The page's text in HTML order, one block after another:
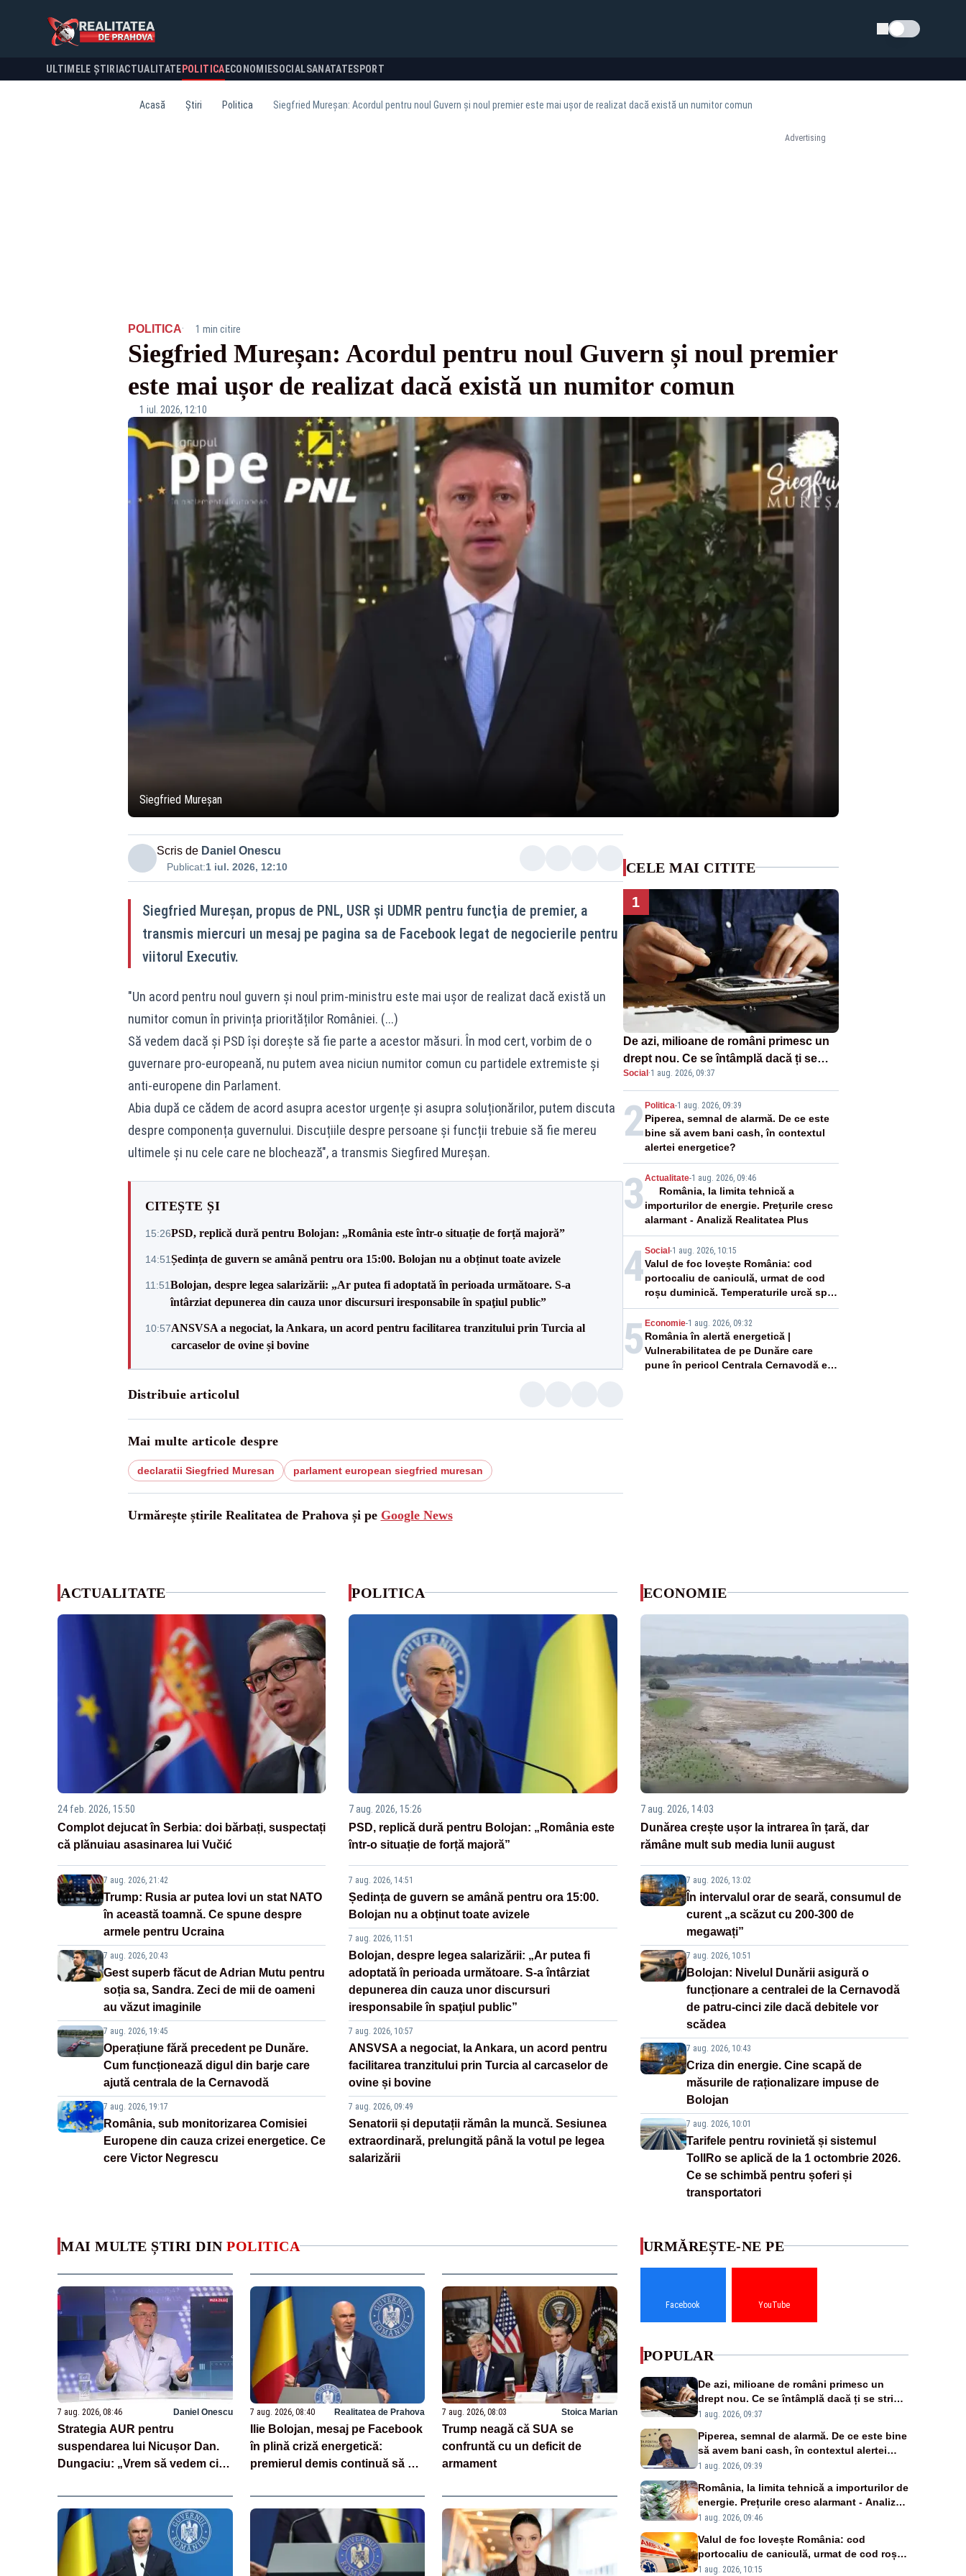
Schimba tema
ULTIMELE ȘTIRI ACTUALITATE POLITICA ECONOMIESOCIALSANATATESPORT
Acasă Știri Politica Siegfried Mureșan: Acordul pentru noul Guvern și noul premier este mai ușor de realizat dacă există un numitor comun
Advertising
POLITICA· 1 min citire
Siegfried Mureșan: Acordul pentru noul Guvern și noul premier
este mai ușor de realizat dacă există un numitor comun
1 iul. 2026, 12:10
Siegfried Mureșan
Scris de Daniel Onescu
Publicat:1 iul. 2026, 12:10
Siegfried Mureşan, propus de PNL, USR şi UDMR pentru funcţia de premier, a
transmis miercuri un mesaj pe pagina sa de Facebook legat de negocierile pentru
viitorul Executiv.
"Un acord pentru noul guvern și noul prim-ministru este mai ușor de realizat dacă există un
numitor comun în privința priorităților României. (...)
Să vedem dacă și PSD își dorește să fie parte a acestor măsuri. În mod cert, vorbim de o
guvernare pro-europeană, nu putem avea niciun numitor comun cu partidele extremiste și
anti-europene din Parlament.
Abia după ce cădem de acord asupra acestor urgențe și asupra soluționărilor, putem discuta
despre componența guvernului. Discuțiile despre persoane și funcții trebuie să fie mereu
ultimele și nu cele care ne blochează", a transmis Siegfired Mureșan.
CITEȘTE ȘI
15:26PSD, replică dură pentru Bolojan: „România este într-o situație de forță majoră”
14:51Ședința de guvern se amână pentru ora 15:00. Bolojan nu a obținut toate avizele
11:51Bolojan, despre legea salarizării: „Ar putea fi adoptată în perioada următoare. S-a
întârziat depunerea din cauza unor discursuri iresponsabile în spaţiul public”
10:57ANSVSA a negociat, la Ankara, un acord pentru facilitarea tranzitului prin Turcia al
carcaselor de ovine și bovine
Distribuie articolul
Mai multe articole despre
declaratii Siegfried Muresan parlament european siegfried muresan
Urmărește știrile Realitatea de Prahova și pe Google News
CELE MAI CITITE
1
De azi, milioane de români primesc un
drept nou. Ce se întâmplă dacă ți se
strică un produs
Social·1 aug. 2026, 09:37
2Politica-1 aug. 2026, 09:39
Piperea, semnal de alarmă. De ce este
bine să avem bani cash, în contextul
alertei energetice?
3 Actualitate-1 aug. 2026, 09:46
România, la limita tehnică a
importurilor de energie. Prețurile cresc
alarmant - Analiză Realitatea Plus
4Social-1 aug. 2026, 10:15
Valul de foc lovește România: cod
portocaliu de caniculă, urmat de cod
roșu duminică. Temperaturile urcă spre
40°C
5 Economie-1 aug. 2026, 09:32
România în alertă energetică |
Vulnerabilitatea de pe Dunăre care
pune în pericol Centrala Cernavodă era
ACTUALITATE
24 feb. 2026, 15:50
Complot dejucat în Serbia: doi bărbați, suspectați
că plănuiau asasinarea lui Vučić
7 aug. 2026, 21:42
Trump: Rusia ar putea lovi un stat NATO
în această toamnă. Ce spune despre
armele pentru Ucraina
7 aug. 2026, 20:43
Gest superb făcut de Adrian Mutu pentru
soția sa, Sandra. Zeci de mii de oameni
au văzut imaginile
7 aug. 2026, 19:45
Operațiune fără precedent pe Dunăre.
Cum funcționează digul din barje care
ajută centrala de la Cernavodă
7 aug. 2026, 19:17
România, sub monitorizarea Comisiei
Europene din cauza crizei energetice. Ce
cere Victor Negrescu
POLITICA
7 aug. 2026, 15:26
PSD, replică dură pentru Bolojan: „România este
într-o situație de forță majoră”
7 aug. 2026, 14:51
Ședința de guvern se amână pentru ora 15:00.
Bolojan nu a obținut toate avizele
7 aug. 2026, 11:51
Bolojan, despre legea salarizării: „Ar putea fi
adoptată în perioada următoare. S-a întârziat
depunerea din cauza unor discursuri
iresponsabile în spaţiul public”
7 aug. 2026, 10:57
ANSVSA a negociat, la Ankara, un acord pentru
facilitarea tranzitului prin Turcia al carcaselor de
ovine și bovine
7 aug. 2026, 09:49
Senatorii și deputații rămân la muncă. Sesiunea
extraordinară, prelungită până la votul pe legea
salarizării
ECONOMIE
7 aug. 2026, 14:03
Dunărea crește ușor la intrarea în țară, dar
rămâne mult sub media lunii august
7 aug. 2026, 13:02
În intervalul orar de seară, consumul de
curent „a scăzut cu 200-300 de
megawați”
7 aug. 2026, 10:51
Bolojan: Nivelul Dunării asigură o
funcționare a centralei de la Cernavodă
de patru-cinci zile dacă debitele vor
scădea
7 aug. 2026, 10:43
Criza din energie. Cine scapă de
măsurile de raționalizare impuse de
Bolojan
7 aug. 2026, 10:01
Tarifele pentru rovinietă și sistemul
TollRo se aplică de la 1 octombrie 2026.
Ce se schimbă pentru șoferi și
transportatori
MAI MULTE ȘTIRI DIN POLITICA
7 aug. 2026, 08:46 Daniel Onescu
Strategia AUR pentru
suspendarea lui Nicușor Dan.
Dungaciu: „Vrem să vedem cine
7 aug. 2026, 08:40 Realitatea de Prahova
Ilie Bolojan, mesaj pe Facebook
în plină criză energetică:
premierul demis continuă să se
7 aug. 2026, 08:03 Stoica Marian
Trump neagă că SUA se
confruntă cu un deficit de
armament
URMĂREȘTE-NE PE
Facebook YouTube
POPULAR
De azi, milioane de români primesc un
drept nou. Ce se întâmplă dacă ți se strică
un produs
1 aug. 2026, 09:37
Piperea, semnal de alarmă. De ce este bine
să avem bani cash, în contextul alertei
energetice?
1 aug. 2026, 09:39
România, la limita tehnică a importurilor de
energie. Prețurile cresc alarmant - Analiză
Realitatea Plus
1 aug. 2026, 09:46
Valul de foc lovește România: cod
portocaliu de caniculă, urmat de cod roșu
duminică. Temperaturile urcă spre 40°C
1 aug. 2026, 10:15